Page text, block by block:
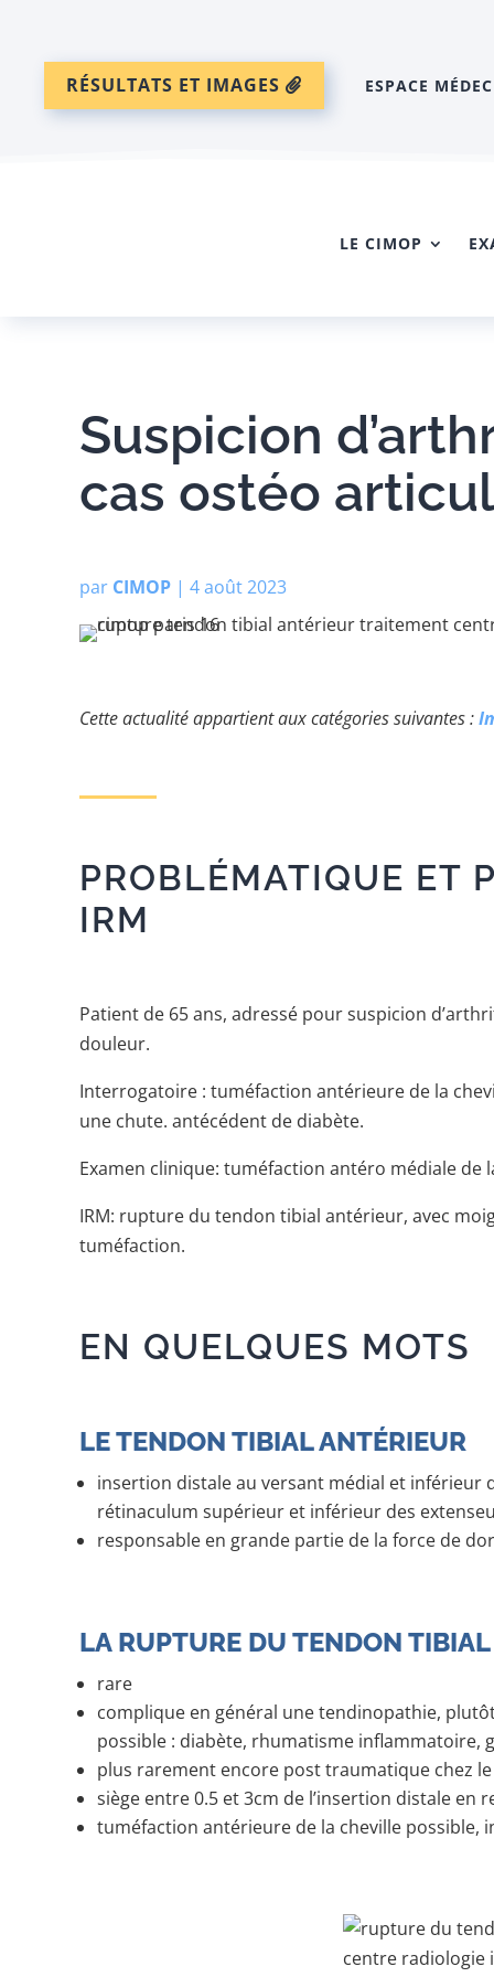
RÉSULTATS ET IMAGES ESPACE
LE CIMOP
Suspicion
cas ostéo
par CIMOP | 4 août 2023
Cette actualité appartient aux catégories suivantes :
PROBLÉMATIQUE ET
IRM
Patient de 65 ans, adressé pour suspicion
douleur.
Interrogatoire : tuméfaction antérieure de la
une chute. antécédent de diabète.
Examen clinique: tuméfaction antéro médiale de
IRM: rupture du tendon tibial antérieur, avec
tuméfaction.
EN QUELQUES MOTS
LE TENDON TIBIAL ANTÉRIEUR
insertion distale au versant médial et inférieur
rétinaculum supérieur et inférieur des
responsable en grande partie de la force de
LA RUPTURE DU TENDON
rare
complique en général une tendinopathie,
possible : diabète, rhumatisme inflammatoire,
plus rarement encore post traumatique chez
siège entre 0.5 et 3cm de l’insertion distale
tuméfaction antérieure de la cheville possible,